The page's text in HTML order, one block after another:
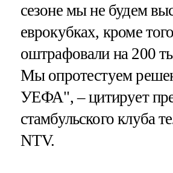
сезоне мы не будем
еврокубках, кроме
оштрафовали на 200
Мы опротестуем
УЕФА", – цитирует
стамбульского клуба
NTV.